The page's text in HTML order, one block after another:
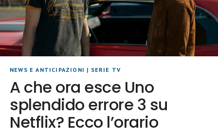
NEWS E ANTICIPAZIONI | SERIE TV
A che ora esce Uno
splendido errore 3 su
Netflix? Ecco l’orario